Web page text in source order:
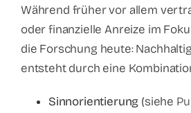
Während früher vor allem
oder finanzielle Anreize im
die Forschung heute:
entsteht durch eine
Sinnorientierung (siehe